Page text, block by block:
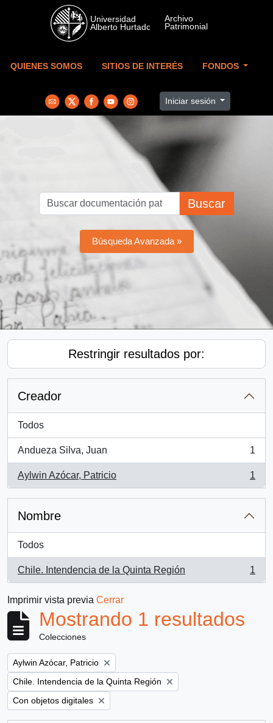
Skip to main content
QUIENES SOMOS SITIOS DE INTERÉS FONDOS
Iniciar sesión
Buscar
Búsqueda Avanzada »
Restringir resultados por:
Creador
Todos
Andueza Silva, Juan
, 1 resultados
1
Aylwin Azócar, Patricio
, 1 resultados
1
Nombre
Todos
Chile. Intendencia de la Quinta Región
, 1 resultados
1
Imprimir vista previa Cerrar
Mostrando 1 resultados
Colecciones
Remove filter:
Aylwin Azócar, Patricio
Remove filter:
Chile. Intendencia de la Quinta Región
Remove filter:
Con objetos digitales